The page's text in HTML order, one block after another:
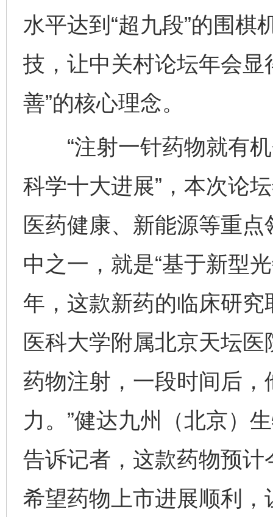
水平达到“超九段”的围
技，让中关村论坛年会显
善”的核心理念。
“注射一针药物就有机
科学十大进展”，本次论
医药健康、新能源等重点
中之一，就是“基于新型
年，这款新药的临床研
医科大学附属北京天坛
药物注射，一段时间后
力。”健达九州（北京）
告诉记者，这款药物预
希望药物上市进展顺利